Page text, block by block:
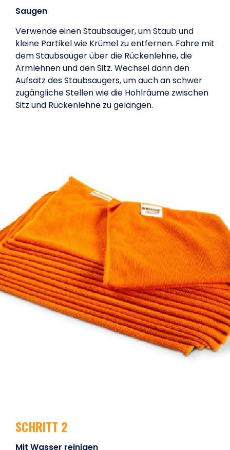
Saugen
Verwende einen Staubsauger, um Staub und
kleine Partikel wie Krümel zu entfernen. Fahre mit
dem Staubsauger über die Rückenlehne, die
Armlehnen und den Sitz. Wechsel dann den
Aufsatz des Staubsaugers, um auch an schwer
zugängliche Stellen wie die Hohlräume zwischen
Sitz und Rückenlehne zu gelangen.
SCHRITT 2
Mit Wasser reinigen